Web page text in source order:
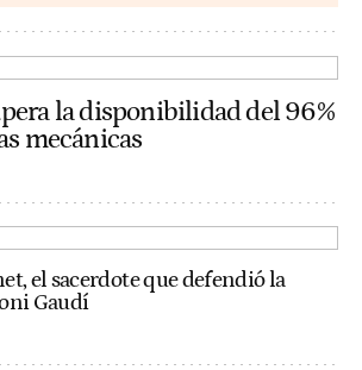
la disponibilidad del 96%
mecánicas
el sacerdote que defendió la
Gaudí